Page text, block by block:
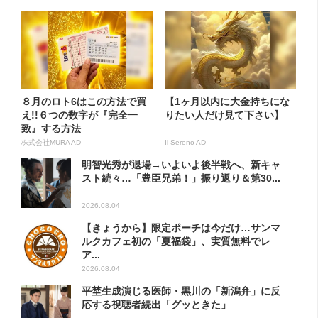
８月のロト6はこの方法で買
え!!６つの数字が『完全一
致』する方法
株式会社MURA AD
【1ヶ月以内に大金持ちにな
りたい人だけ見て下さい】
Il Sereno AD
明智光秀が退場→いよいよ後半戦へ、新キャ
スト続々…「豊臣兄弟！」振り返り＆第30...
2026.08.04
【きょうから】限定ポーチは今だけ…サンマ
ルクカフェ初の「夏福袋」、実質無料でレ
ア...
2026.08.04
平埜生成演じる医師・黒川の「新潟弁」に反
応する視聴者続出「グッときた」